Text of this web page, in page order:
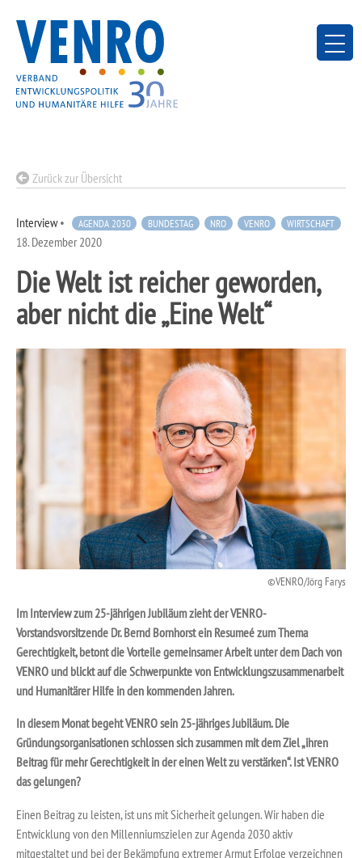
content
Zurück zur Übersicht
AGENDA 2030 BUNDESTAG NRO VENRO WIRTSCHAFT
Interview•
18. Dezember 2020
Die Welt ist reicher geworden,
aber nicht die „Eine Welt“
VENRO/Jörg Farys
Im Interview zum 25-jährigen Jubiläum zieht der VENRO-
Vorstandsvorsitzende Dr. Bernd Bornhorst ein Resumeé zum Thema
Gerechtigkeit, betont die Vorteile gemeinsamer Arbeit unter dem Dach von
VENRO und blickt auf die Schwerpunkte von Entwicklungszusammenarbeit
und Humanitärer Hilfe in den kommenden Jahren.
In diesem Monat begeht VENRO sein 25-jähriges Jubiläum. Die
Gründungsorganisationen schlossen sich zusammen mit dem Ziel „ihren
Beitrag für mehr Gerechtigkeit in der einen Welt zu verstärken“. Ist VENRO
das gelungen?
Einen Beitrag zu leisten, ist uns mit Sicherheit gelungen. Wir haben die
Entwicklung von den Millenniumszielen zur Agenda 2030 aktiv
mitgestaltet und bei der Bekämpfung extremer Armut Erfolge verzeichnen